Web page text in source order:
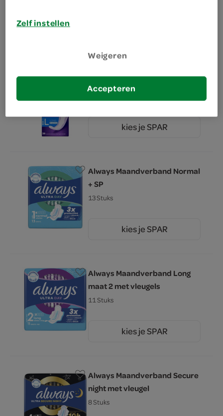
Always inlegkruisje long
26 Stuks
kies je SPAR
Always Maandverband Normal
+ SP
13 Stuks
kies je SPAR
Always Maandverband Long
maat 2 met vleugels
11 Stuks
kies je SPAR
Always Maandverband Secure
night met vleugel
8 Stuks
Zelf instellen
Weigeren
Accepteren